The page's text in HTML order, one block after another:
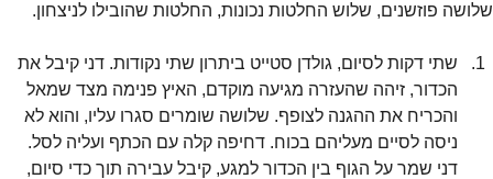
שלושה פוזשנים, שלוש החלטות נכונות, החלטות שהובילו לניצחון.
שתי דקות לסיום, גולדן סטייט ביתרון שתי נקודות. דני קיבל את
הכדור, זיהה שהעזרה מגיעה מוקדם, האיץ פנימה מצד שמאל
והכריח את ההגנה לצופף. שלושה שומרים סגרו עליו, והוא לא
ניסה לסיים מעליהם בכוח. דחיפה קלה עם הכתף ועליה לסל.
דני שמר על הגוף בין הכדור למגע, קיבל עבירה תוך כדי סיום,